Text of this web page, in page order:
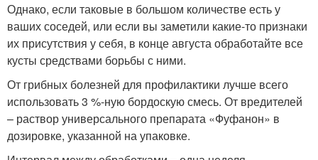
Однако, если таковые в большом количестве есть у
ваших соседей, или если вы заметили какие-то признаки
их присутствия у себя, в конце августа обработайте все
кусты средствами борьбы с ними.
От грибных болезней для профилактики лучше всего
использовать 3 %-ную бордоскую смесь. От вредителей
– раствор универсального препарата «Фуфанон» в
дозировке, указанной на упаковке.